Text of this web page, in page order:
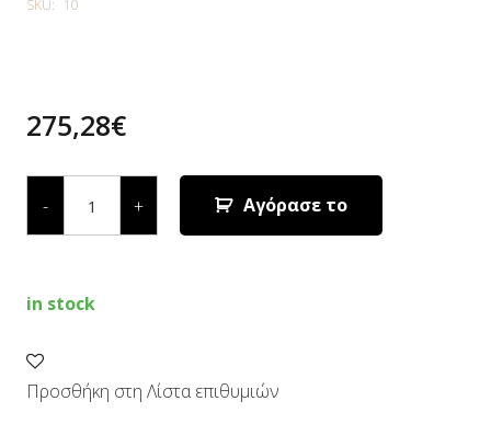
SKU: 10
275,28€
-
ΣΥΣΚΕΥΗ
ΗΛΕΚΤΡΟΦ.
ΦΡΑΚΤΗ
AGRI
-ΜΠΑΤΑΡΙΑ
+ Αγόρασε το
in stock
Προσθήκη στη Λίστα επιθυμιών